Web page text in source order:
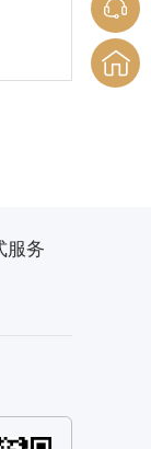
服务